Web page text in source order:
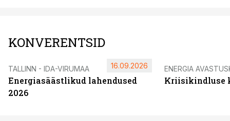
KONVERENTSID
TALLINN - IDA-VIRUMAA
Energiasäästlikud lahendused
2026
16.09.2026 ENERGIA
Kriisikindluse